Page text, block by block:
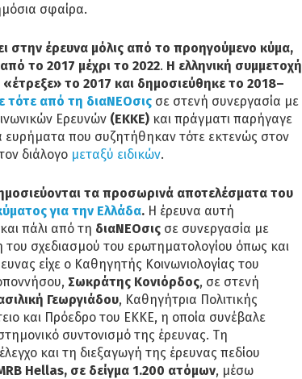
σφαίρα.
στην έρευνα μόλις από το προηγούμενο κύμα,
το 2017 μέχρι το 2022. Η ελληνική συμμετοχή
το 2017 και δημοσιεύθηκε το 2018–
τότε από τη διαΝΕΟσις σε στενή συνεργασία με
Ερευνών (ΕΚΚΕ) και πράγματι παρήγαγε
ευρήματα που συζητήθηκαν τότε εκτενώς στον
διάλογο μεταξύ ειδικών.
τα προσωρινά αποτελέσματα του
για την Ελλάδα. Η έρευνα αυτή
πάλι από τη διαΝΕΟσις σε συνεργασία με
του σχεδιασμού του ερωτηματολογίου όπως και
είχε ο Καθηγητής Κοινωνιολογίας του
Σωκράτης Κονιόρδος, σε στενή
Γεωργιάδου, Καθηγήτρια Πολιτικής
και Πρόεδρο του ΕΚΚΕ, η οποία συνέβαλε
συντονισμό της έρευνας. Τη
και τη διεξαγωγή της έρευνας πεδίου
Hellas, σε δείγμα 1.200 ατόμων, μέσω